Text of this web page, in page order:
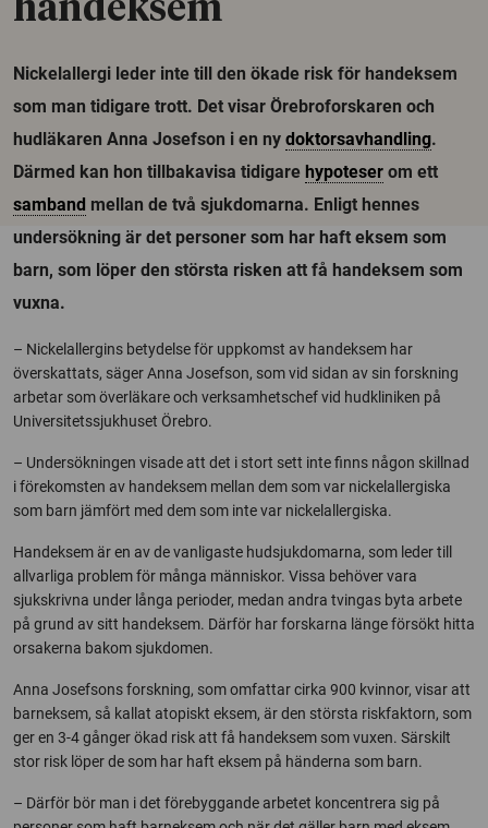
handeksem
Nickelallergi leder inte till den ökade risk för handeksem
som man tidigare trott. Det visar Örebroforskaren och
hudläkaren Anna Josefson i en ny doktorsavhandling.
Därmed kan hon tillbakavisa tidigare hypoteser om ett
samband mellan de två sjukdomarna. Enligt hennes
undersökning är det personer som har haft eksem som
barn, som löper den största risken att få handeksem som
vuxna.
– Nickelallergins betydelse för uppkomst av handeksem har
överskattats, säger Anna Josefson, som vid sidan av sin forskning
arbetar som överläkare och verksamhetschef vid hudkliniken på
Universitetssjukhuset Örebro.
– Undersökningen visade att det i stort sett inte finns någon skillnad
i förekomsten av handeksem mellan dem som var nickelallergiska
som barn jämfört med dem som inte var nickelallergiska.
Handeksem är en av de vanligaste hudsjukdomarna, som leder till
allvarliga problem för många människor. Vissa behöver vara
sjukskrivna under långa perioder, medan andra tvingas byta arbete
på grund av sitt handeksem. Därför har forskarna länge försökt hitta
orsakerna bakom sjukdomen.
Anna Josefsons forskning, som omfattar cirka 900 kvinnor, visar att
barneksem, så kallat atopiskt eksem, är den största riskfaktorn, som
ger en 3-4 gånger ökad risk att få handeksem som vuxen. Särskilt
stor risk löper de som har haft eksem på händerna som barn.
– Därför bör man i det förebyggande arbetet koncentrera sig på